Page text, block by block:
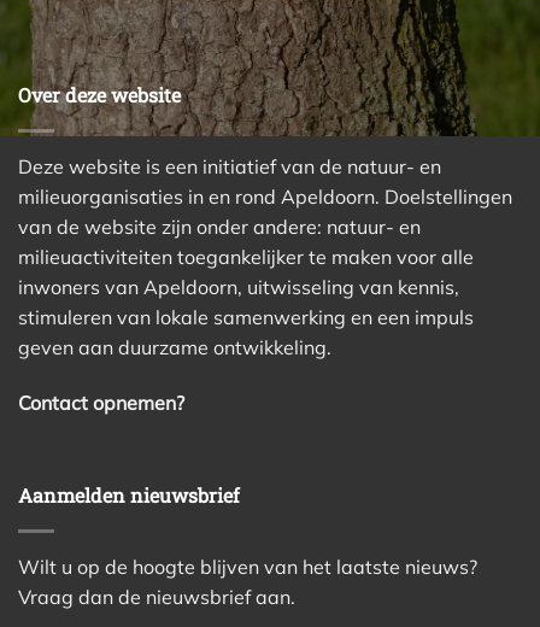
Over deze website
Deze website is een initiatief van de natuur- en
milieuorganisaties in en rond Apeldoorn. Doelstellingen
van de website zijn onder andere: natuur- en
milieuactiviteiten toegankelijker te maken voor alle
inwoners van Apeldoorn, uitwisseling van kennis,
stimuleren van lokale samenwerking en een impuls
geven aan duurzame ontwikkeling.
Contact opnemen?
Aanmelden nieuwsbrief
Wilt u op de hoogte blijven van het laatste nieuws?
Vraag dan de nieuwsbrief aan.